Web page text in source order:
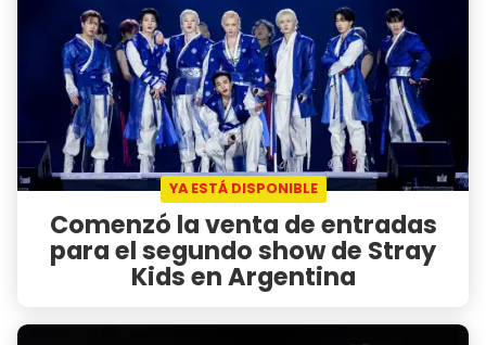
YA ESTÁ DISPONIBLE
Comenzó la venta de entradas
para el segundo show de Stray
Kids en Argentina